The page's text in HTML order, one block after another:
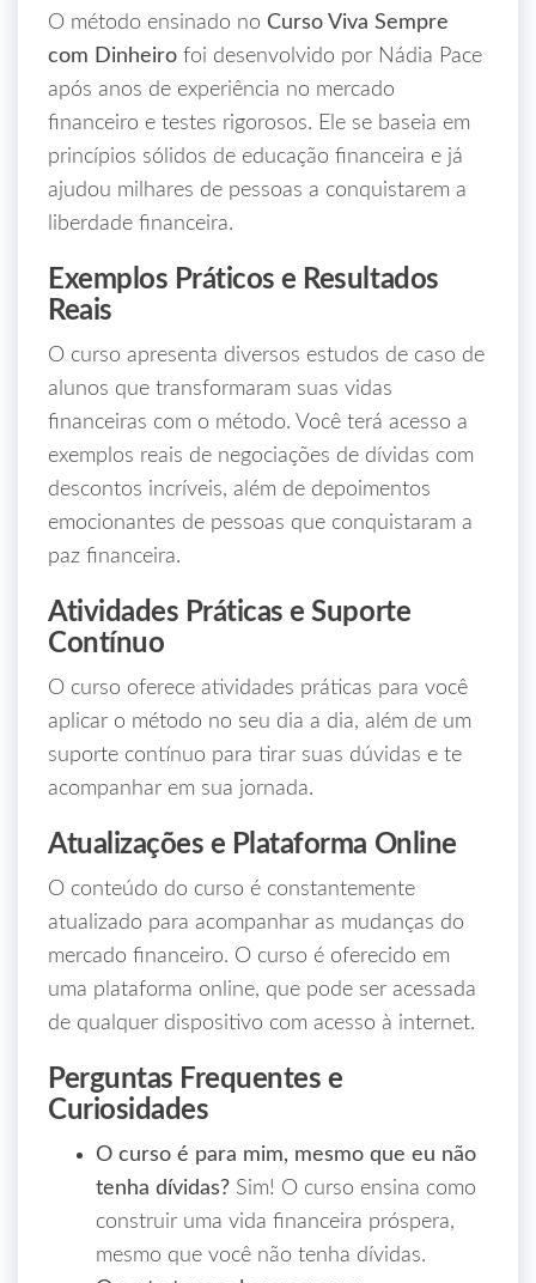
O método ensinado no Curso Viva Sempre
com Dinheiro foi desenvolvido por Nádia Pace
após anos de experiência no mercado
financeiro e testes rigorosos. Ele se baseia em
princípios sólidos de educação financeira e já
ajudou milhares de pessoas a conquistarem a
liberdade financeira.
Exemplos Práticos e Resultados
Reais
O curso apresenta diversos estudos de caso de
alunos que transformaram suas vidas
financeiras com o método. Você terá acesso a
exemplos reais de negociações de dívidas com
descontos incríveis, além de depoimentos
emocionantes de pessoas que conquistaram a
paz financeira.
Atividades Práticas e Suporte
Contínuo
O curso oferece atividades práticas para você
aplicar o método no seu dia a dia, além de um
suporte contínuo para tirar suas dúvidas e te
acompanhar em sua jornada.
Atualizações e Plataforma Online
O conteúdo do curso é constantemente
atualizado para acompanhar as mudanças do
mercado financeiro. O curso é oferecido em
uma plataforma online, que pode ser acessada
de qualquer dispositivo com acesso à internet.
Perguntas Frequentes e
Curiosidades
O curso é para mim, mesmo que eu não
tenha dívidas? Sim! O curso ensina como
construir uma vida financeira próspera,
mesmo que você não tenha dívidas.